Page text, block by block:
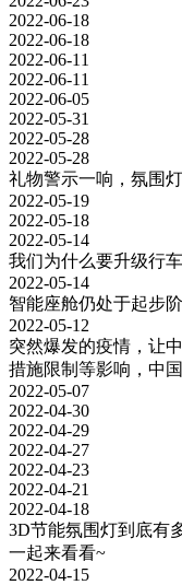
2022-06-18
2022-06-18
2022-06-11
2022-06-11
2022-06-05
2022-05-31
2022-05-28
2022-05-28
礼物警示一响，氛围
2022-05-19
2022-05-18
2022-05-14
我们为什么要升级行
2022-05-14
智能座舱仍处于起步
2022-05-12
突然爆发的疫情，让
措施限制等影响，中
2022-05-07
2022-04-30
2022-04-29
2022-04-27
2022-04-23
2022-04-21
2022-04-18
3D节能氛围灯到底有
一起来看看~
2022-04-15